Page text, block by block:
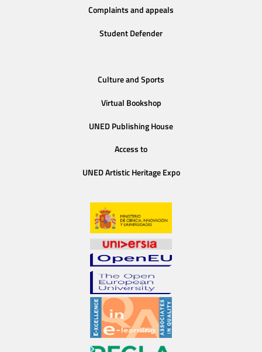
Complaints and appeals
Student Defender
Culture and Sports
Virtual Bookshop
UNED Publishing House
Access to
UNED Artistic Heritage Expo